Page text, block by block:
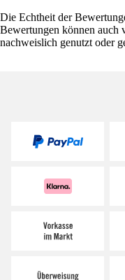
Die Echtheit der
Bewertungen können auch
nachweislich genutzt oder